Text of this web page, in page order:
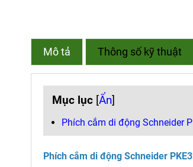
Mô tả Thông số kỹ thuật
Mục lục [Ẩn]
Phích cắm di động Schneider
Phích cắm di động Schneider